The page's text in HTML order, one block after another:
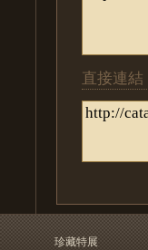
直接連結
珍藏特展